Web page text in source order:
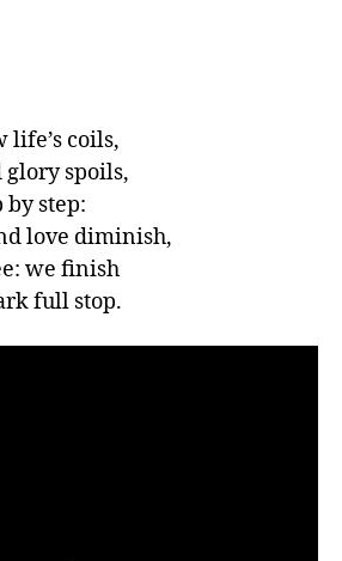
life’s coils,
glory spoils,
by step:
love diminish,
we finish
full stop.